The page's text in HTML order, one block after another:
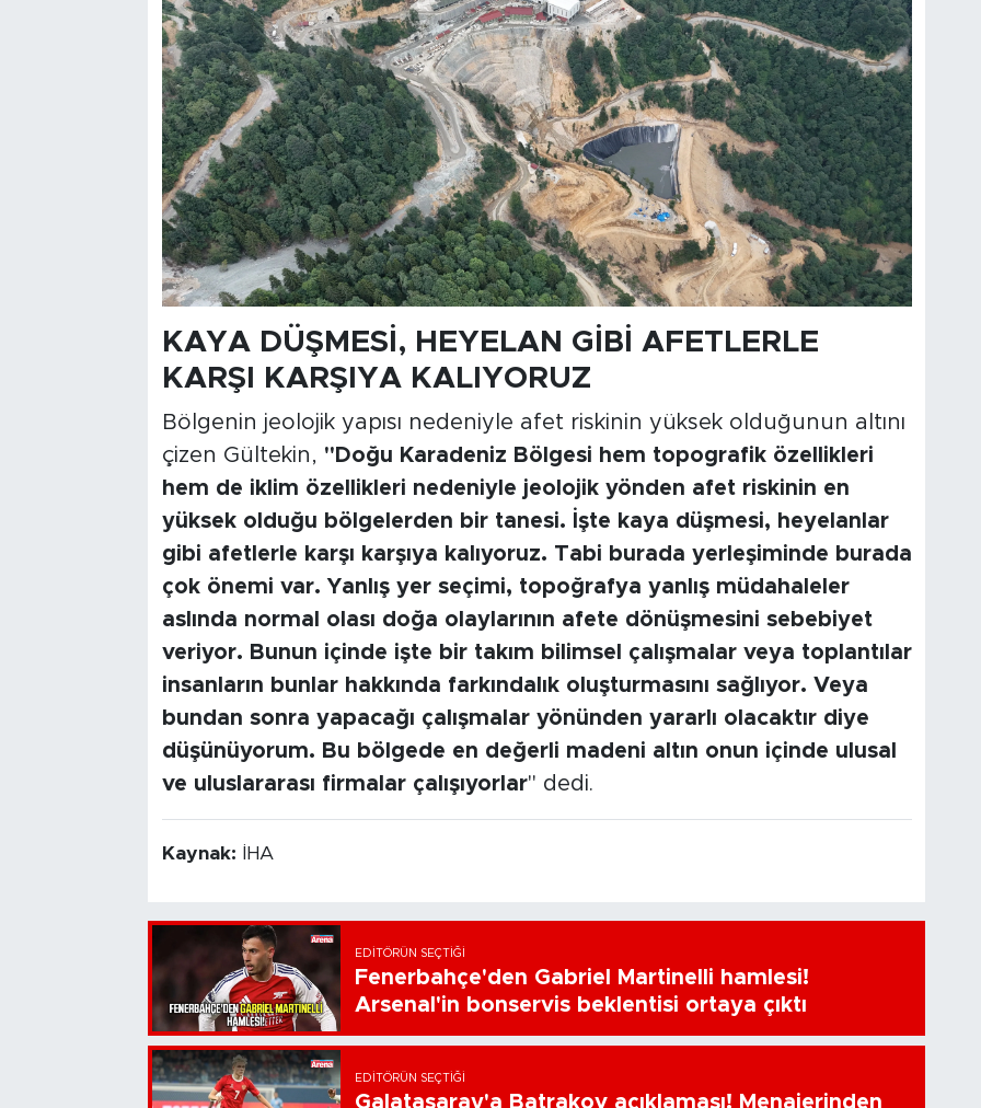
KAYA DÜŞMESİ, HEYELAN GİBİ AFETLERLE
KARŞI KARŞIYA KALIYORUZ
Bölgenin jeolojik yapısı nedeniyle afet riskinin yüksek olduğunun altını
çizen Gültekin, "Doğu Karadeniz Bölgesi hem topografik özellikleri
hem de iklim özellikleri nedeniyle jeolojik yönden afet riskinin en
yüksek olduğu bölgelerden bir tanesi. İşte kaya düşmesi, heyelanlar
gibi afetlerle karşı karşıya kalıyoruz. Tabi burada yerleşiminde burada
çok önemi var. Yanlış yer seçimi, topoğrafya yanlış müdahaleler
aslında normal olası doğa olaylarının afete dönüşmesini sebebiyet
veriyor. Bunun içinde işte bir takım bilimsel çalışmalar veya toplantılar
insanların bunlar hakkında farkındalık oluşturmasını sağlıyor. Veya
bundan sonra yapacağı çalışmalar yönünden yararlı olacaktır diye
düşünüyorum. Bu bölgede en değerli madeni altın onun içinde ulusal
ve uluslararası firmalar çalışıyorlar" dedi.
Kaynak: İHA
EDITÖRÜN SEÇTIĞI
Fenerbahçe'den Gabriel Martinelli hamlesi!
Arsenal'in bonservis beklentisi ortaya çıktı
EDITÖRÜN SEÇTIĞI
Galatasaray'a Batrakov açıklaması! Menajerinden